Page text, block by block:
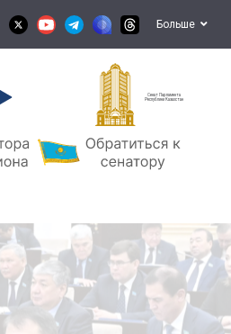
Больше
Сенат Парламента
Республики Казахстан